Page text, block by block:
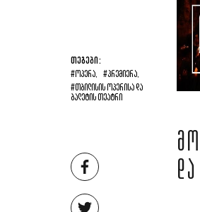
ᲗᲔᲒᲔᲑᲘ:
#ᲝᲞᲔᲠᲐ, #ᲞᲠᲔᲛᲘᲔᲠᲐ,
#ᲗᲑᲘᲚᲘᲡᲘᲡ ᲝᲞᲔᲠᲘᲡᲐ ᲓᲐ
ᲑᲐᲚᲔᲢᲘᲡ ᲗᲔᲐᲢᲠᲘ